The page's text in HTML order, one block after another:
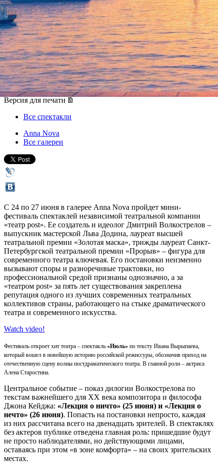
В Петербурге пройдет
ретроспектива спектаклей
Дмитрия Волкострелова
24 июня 2016, пятница-27 июня 2016, понедельник
Версия для печати
Все спектакли
Anna Nova
Все галереи
С 24 по 27 июня в галерее Anna Nova пройдет мини-
фестиваль спектаклей независимой театральной компании
«театр post». Ее создатель и идеолог Дмитрий Волкострелов –
выпускник мастерской Льва Додина, лауреат высшей
театральной премии «Золотая маска», трижды лауреат Санкт-
Петербургской театральной премии «Прорыв» – фигура для
современного театра ключевая. Его постановки неизменно
вызывают споры и разноречивые трактовки, но
профессиональной средой признаны однозначно, а за
«театром post» за пять лет существования закреплена
репутация одного из лучших современных театральных
коллективов страны, работающего на стыке драматического
театра и современного искусства.
Watch video!
Фестиваль откроет хит театра – спектакль «Июль» по тексту Ивана Вырыпаева,
который вошел в новейшую историю российской режиссуры, обозначив приход на
отечественную сцену волны постдраматического театра. В главной роли – актриса
Алена Старостина.
Центральное событие – показ дилогии Волкострелова по
текстам важнейшего для XX века композитора и философа
Джона Кейджа: «Лекция о ничто» (25 июня) и «Лекция о
нечто» (26 июня). Попасть на постановки непросто, каждая
из них рассчитана всего на двенадцать зрителей. В спектаклях
без актеров публике отведена главная роль: пришедшие будут
не просто наблюдателями, но действующими лицами,
оставаясь при этом «в зоне комфорта» – на своих зрительских
местах.